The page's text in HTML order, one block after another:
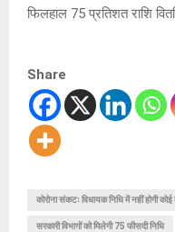
फिलहाल 75 प्रतिशत राशि
Share
कोरोना संकटः विधायक निधि में नहीं होगी कोई
सरकारी विभागों को मिलेगी 75 फीसदी निधि